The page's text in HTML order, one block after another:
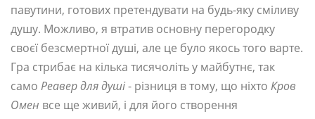
павутини, готових претендувати на будь-яку сміливу
душу. Можливо, я втратив основну перегородку
своєї безсмертної душі, але це було якось того варте.
Гра стрибає на кілька тисячоліть у майбутнє, так
само Реавер для душі- різниця в тому, що ніхто Кров
Омен все ще живий, і для його створення